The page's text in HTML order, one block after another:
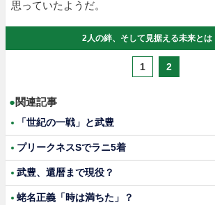
思っていたようだ。
2人の絆、そして見据える未来とは
1 2
●関連記事
「世紀の一戦」と武豊
プリークネスSでラニ5着
武豊、還暦まで現役？
蛯名正義「時は満ちた」？